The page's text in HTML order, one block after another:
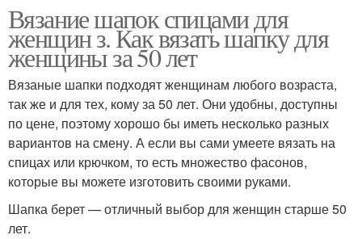
Вязание шапок спицами для
женщин з. Как вязать шапку для
женщины за 50 лет
Вязаные шапки подходят женщинам любого возраста,
так же и для тех, кому за 50 лет. Они удобны, доступны
по цене, поэтому хорошо бы иметь несколько разных
вариантов на смену. А если вы сами умеете вязать на
спицах или крючком, то есть множество фасонов,
которые вы можете изготовить своими руками.
Шапка берет — отличный выбор для женщин старше 50
лет.